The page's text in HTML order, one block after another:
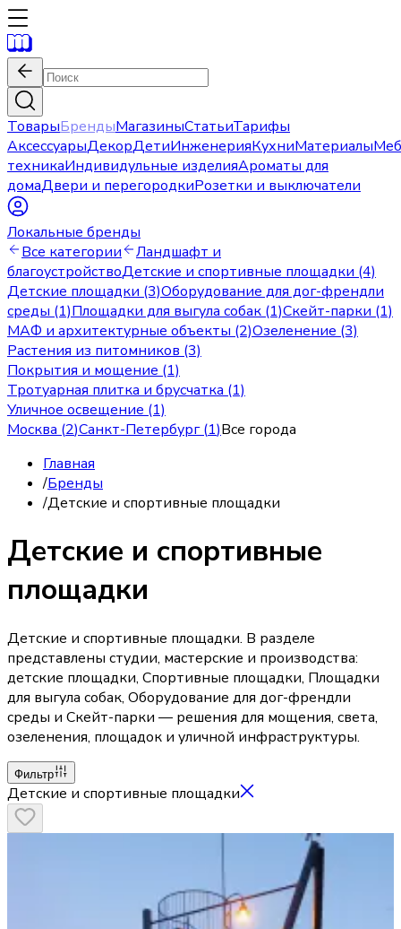
ТоварыБрендыМагазиныСтатьиТарифы
АксессуарыДекорДетиИнженерияКухниМатериалы
техникаИндивидульные изделияАроматы для
домаДвери и перегородкиРозетки и выключатели
Локальные бренды
Все категории
Ландшафт и
благоустройствоДетские и спортивные площадки (4)
Детские площадки (3)Оборудование для дог-френдли
среды (1)Площадки для выгула собак (1)Скейт-парки (1)
МАФ и архитектурные объекты (2)Озеленение (3)
Растения из питомников (3)
Покрытия и мощение (1)
Тротуарная плитка и брусчатка (1)
Уличное освещение (1)
Москва (2)Санкт-Петербург(1)Все города
Главная
/Бренды
/Детские и спортивные площадки
Детские и спортивные
площадки
Детские и спортивные площадки. В разделе
представлены студии, мастерские и производства:
детские площадки, Спортивные площадки, Площадки
для выгула собак, Оборудование для дог-френдли
среды и Скейт-парки — решения для мощения, света,
озеленения, площадок и уличной инфраструктуры.
Фильтр
Детские и спортивные площадки